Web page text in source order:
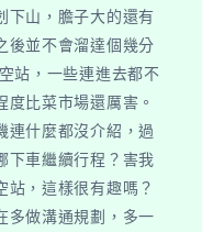
下山，膽子大的還有
後並不會溜達個幾分
站，一些連進去都不
比菜市場還厲害。
連什麼都沒介紹，過
下車繼續行程？害我
，這樣很有趣嗎？
多做溝通規劃，多一